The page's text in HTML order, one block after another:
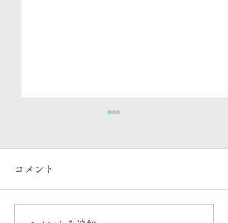
行ってきました
告
コメント